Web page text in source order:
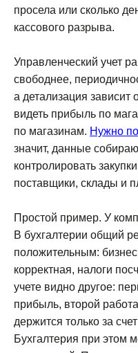
просела или сколько
кассового разрыва.
Управленческий учет
свободнее,
а детализация зависит
видеть прибыль по
по магазинам. Нужно
значит, данные
контролировать
поставщики, склады и
Простой пример. У
В бухгалтерии общий
положительным:
корректная, налоги
учете видно другое:
прибыль, второй
держится только за
Бухгалтерия при этом